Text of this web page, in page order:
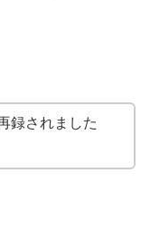
録されました